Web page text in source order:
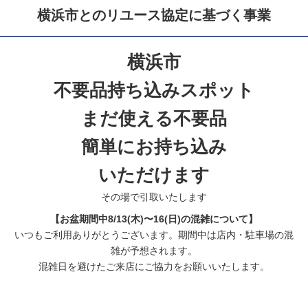
横浜市とのリユース協定に基づく事業
横浜市
不要品持ち込みスポット
まだ使える不要品
簡単にお持ち込み
いただけます
その場で引取いたします
【お盆期間中8/13(木)〜16(日)の混雑について】
いつもご利用ありがとうございます。期間中は店内・駐車場の混
雑が予想されます。
混雑日を避けたご来店にご協力をお願いいたします。